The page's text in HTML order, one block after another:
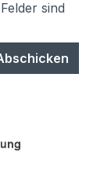
sind